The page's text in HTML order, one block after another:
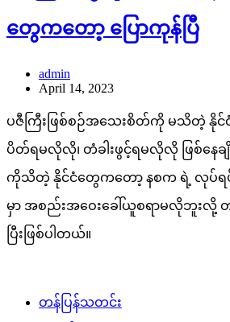
တွေကတော့ ပြောကုန်ပြီ
admin
April 14, 2023
ပဇီကြီးဖြစ်စဉ်အသေးစိတ်ကို မသိတဲ့ နိုင်
ပိတ်ရမလိုလို၊ တံခါးဖွင့်ရမလိုလို ဖြစ်နေချိ
ကိုသိတဲ့ နိုင်ငံတွေကတော့ နစက ရဲ့ လုပ်ရ
မှာ အစည်းအဝေးခေါ်ယူစရာမလိုဘူးလို့
ပြီးဖြစ်ပါတယ်။
တန်ပြန်သတင်း